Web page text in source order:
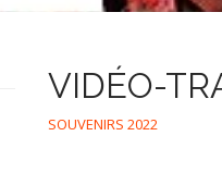
VIDÉO-
SOUVENIRS 2022